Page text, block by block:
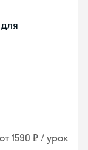
от 1590 ₽ / урок